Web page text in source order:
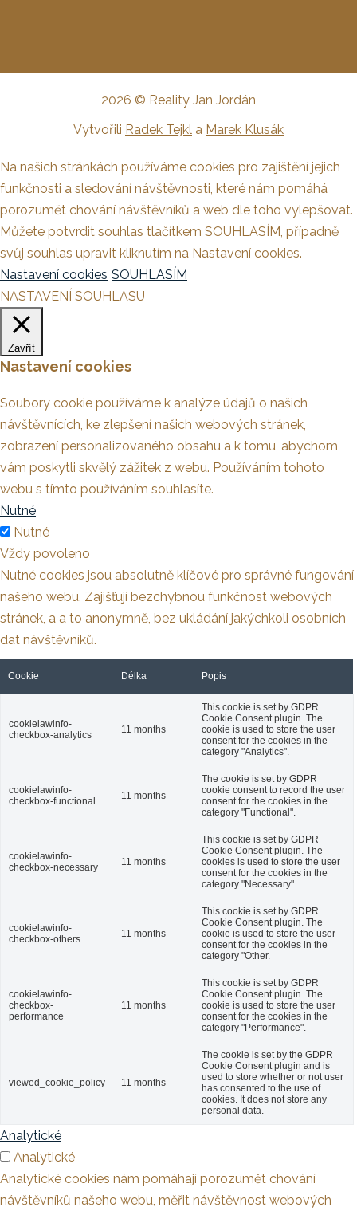
2026 © Reality Jan Jordán
Vytvořili Radek Tejkl a Marek Klusák
Na našich stránkách používáme cookies pro zajištění jejich
funkčnosti a sledování návštěvnosti, které nám pomáhá
porozumět chování návštěvníků a web dle toho vylepšovat.
Můžete potvrdit souhlas tlačítkem SOUHLASÍM, případně
svůj souhlas upravit kliknutím na Nastavení cookies.
Nastavení cookies SOUHLASÍM
NASTAVENÍ SOUHLASU
Zavřít
Nastavení cookies
Soubory cookie používáme k analýze údajů o našich
návštěvnících, ke zlepšení našich webových stránek,
zobrazení personalizovaného obsahu a k tomu, abychom
vám poskytli skvělý zážitek z webu. Používáním tohoto
webu s tímto používáním souhlasíte.
Nutné
Nutné
Vždy povoleno
Nutné cookies jsou absolutně klíčové pro správné fungování
našeho webu. Zajišťují bezchybnou funkčnost webových
stránek, a a to anonymně, bez ukládání jakýchkoli osobních
dat návštěvníků.
Cookie Délka Popis
cookielawinfo-
checkbox-analytics
11 months
This cookie is set by GDPR
Cookie Consent plugin. The
cookie is used to store the user
consent for the cookies in the
category "Analytics".
cookielawinfo-
checkbox-functional
11 months
The cookie is set by GDPR
cookie consent to record the user
consent for the cookies in the
category "Functional".
cookielawinfo-
checkbox-necessary
11 months
This cookie is set by GDPR
Cookie Consent plugin. The
cookies is used to store the user
consent for the cookies in the
category "Necessary".
cookielawinfo-
checkbox-others
11 months
This cookie is set by GDPR
Cookie Consent plugin. The
cookie is used to store the user
consent for the cookies in the
category "Other.
cookielawinfo-
checkbox-
performance
11 months
This cookie is set by GDPR
Cookie Consent plugin. The
cookie is used to store the user
consent for the cookies in the
category "Performance".
viewed_cookie_policy 11 months
The cookie is set by the GDPR
Cookie Consent plugin and is
used to store whether or not user
has consented to the use of
cookies. It does not store any
personal data.
Analytické
Analytické
Analytické cookies nám pomáhají porozumět chování
návštěvníků našeho webu, měřit návštěvnost webových